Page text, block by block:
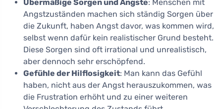
Übermäßige Sorgen und Ängste: Menschen mit
Angstzuständen machen sich ständig Sorgen über
die Zukunft, haben Angst davor, was kommen wird,
selbst wenn dafür kein realistischer Grund besteht.
Diese Sorgen sind oft irrational und unrealistisch,
aber dennoch sehr erschöpfend.
Gefühle der Hilflosigkeit: Man kann das Gefühl
haben, nicht aus der Angst herauszukommen, was
die Frustration erhöht und zu einer weiteren